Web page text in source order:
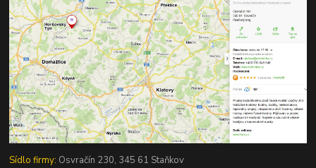
Sídlo firmy: Osvračín 230, 345 61 Staňkov